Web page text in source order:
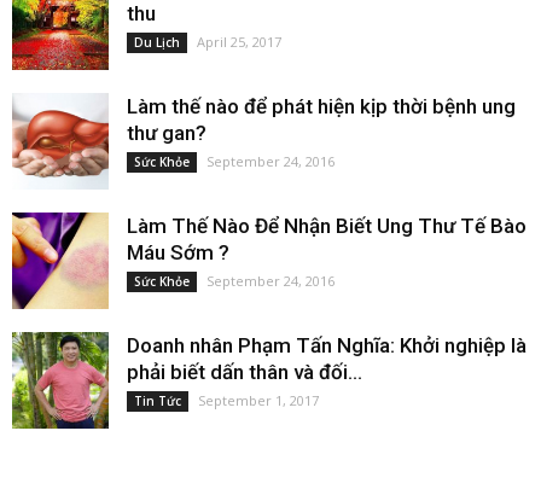
thu
Du Lịch April 25, 2017
Làm thế nào để phát hiện kịp thời bệnh ung
thư gan?
Sức Khỏe September 24, 2016
Làm Thế Nào Để Nhận Biết Ung Thư Tế Bào
Máu Sớm ?
Sức Khỏe September 24, 2016
Doanh nhân Phạm Tấn Nghĩa: Khởi nghiệp là
phải biết dấn thân và đối...
Tin Tức September 1, 2017